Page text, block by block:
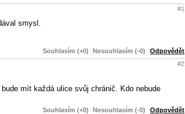
#1
smysl.
Souhlasím (+0) Nesouhlasím (-0) Odpovědět
#2
mít každá ulice svůj chránič. Kdo nebude
Souhlasím (+0) Nesouhlasím (-0) Odpovědět